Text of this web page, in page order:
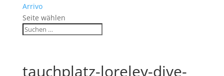
Arrivo
Seite wählen
tauchplatz-loreley-dive-